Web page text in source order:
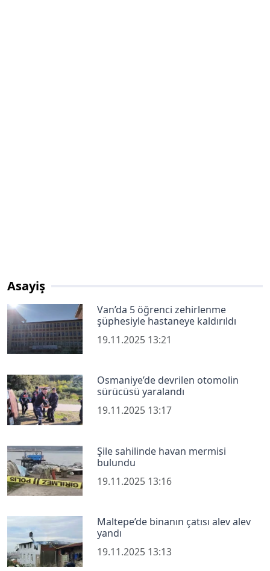
Asayiş
Van’da 5 öğrenci zehirlenme
şüphesiyle hastaneye kaldırıldı
19.11.2025 13:21
Osmaniye’de devrilen otomolin
sürücüsü yaralandı
19.11.2025 13:17
Şile sahilinde havan mermisi
bulundu
19.11.2025 13:16
Maltepe’de binanın çatısı alev alev
yandı
19.11.2025 13:13